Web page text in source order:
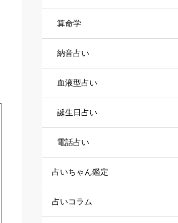
算命学
納音占い
血液型占い
誕生日占い
電話占い
占いちゃん鑑定
占いコラム